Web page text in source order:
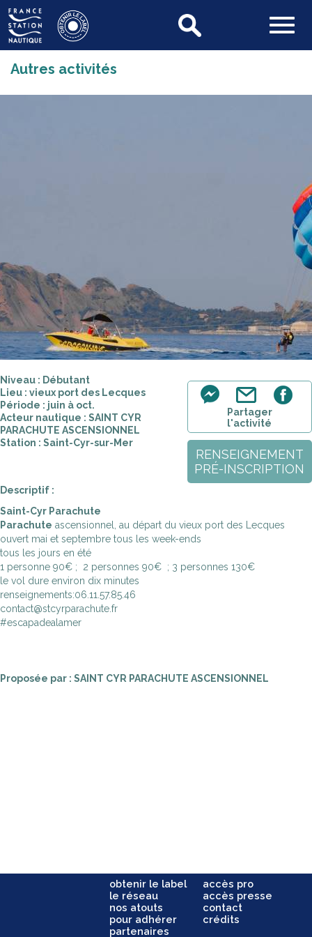
Autres activités
Niveau : Débutant
Lieu : vieux port des Lecques
Période : juin à oct.
Acteur nautique : SAINT CYR
PARACHUTE ASCENSIONNEL
Station : Saint-Cyr-sur-Mer
Partager
l'activité
RENSEIGNEMENT
PRÉ-INSCRIPTION
Descriptif :
Saint-Cyr Parachute
Parachute ascensionnel, au départ du vieux port des Lecques
ouvert mai et septembre tous les week-ends
tous les jours en été
1 personne 90€ ; 2 personnes 90€ ; 3 personnes 130€
le vol dure environ dix minutes
renseignements:06.11.57.85.46
contact@stcyrparachute.fr
#escapadealamer
Proposée par : SAINT CYR PARACHUTE ASCENSIONNEL
obtenir le label
le réseau
nos atouts
pour adhérer
partenaires
accès pro
accès presse
contact
crédits